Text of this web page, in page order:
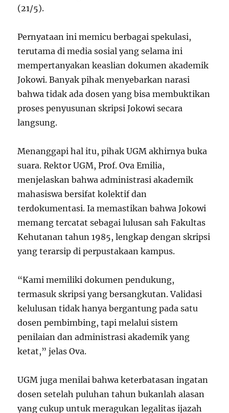
(21/5).
Pernyataan ini memicu berbagai spekulasi,
terutama di media sosial yang selama ini
mempertanyakan keaslian dokumen akademik
Jokowi. Banyak pihak menyebarkan narasi
bahwa tidak ada dosen yang bisa membuktikan
proses penyusunan skripsi Jokowi secara
langsung.
Menanggapi hal itu, pihak UGM akhirnya buka
suara. Rektor UGM, Prof. Ova Emilia,
menjelaskan bahwa administrasi akademik
mahasiswa bersifat kolektif dan
terdokumentasi. Ia memastikan bahwa Jokowi
memang tercatat sebagai lulusan sah Fakultas
Kehutanan tahun 1985, lengkap dengan skripsi
yang terarsip di perpustakaan kampus.
“Kami memiliki dokumen pendukung,
termasuk skripsi yang bersangkutan. Validasi
kelulusan tidak hanya bergantung pada satu
dosen pembimbing, tapi melalui sistem
penilaian dan administrasi akademik yang
ketat,” jelas Ova.
UGM juga menilai bahwa keterbatasan ingatan
dosen setelah puluhan tahun bukanlah alasan
yang cukup untuk meragukan legalitas ijazah